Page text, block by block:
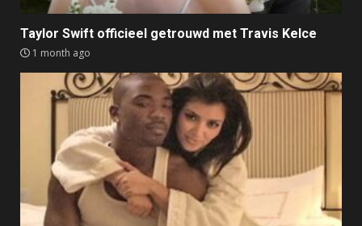
Taylor Swift officieel getrouwd met Travis Kelce
1 month ago